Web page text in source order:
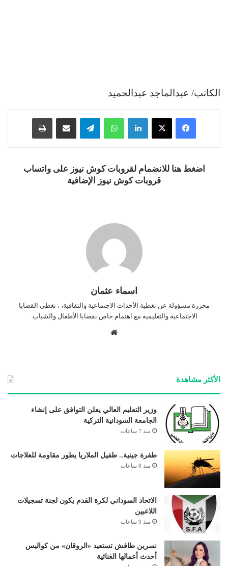
الكاتب/ عبدالماجد عبدالحميد
فيسبوك ‫X لينكدإن واتساب تيلقرام
اضغط هنا للانضمام لقروبات كوش نيوز على واتساب
قروبات كوش نيوز الإضافية
اسماء عثمان
محررة مسؤولة عن تغطية الأحداث الاجتماعية والثقافية، ، تغطي القضايا
الاجتماعية والتعليمية مع اهتمام خاص بقضايا الأطفال والشباب.
الأكثر مشاهدة
وزير التعليم العالي يعلن التوافق على إنشاء
الجامعة السودانية التركية
منذ 7 ساعات
طفرة جينية.. طفيل الملاريا يطور مقاومة للعلاجات
منذ 8 ساعات
الاتحاد السوداني لكرة القدم يكون لجنة تسجيلات
اللاعبين
منذ 9 ساعات
نسرين طافش تستعيد «الروقان» من كواليس
أحدث أعمالها الغنائية